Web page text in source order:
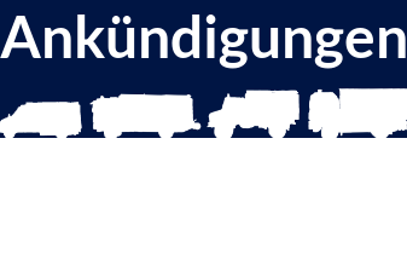
Ankündigungen